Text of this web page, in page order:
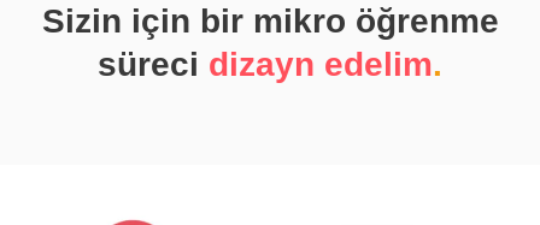
Sizin için bir mikro öğrenme
süreci dizayn edelim.